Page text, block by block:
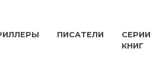
ПИСАТЕЛИ
СЕРИИ
КНИГ